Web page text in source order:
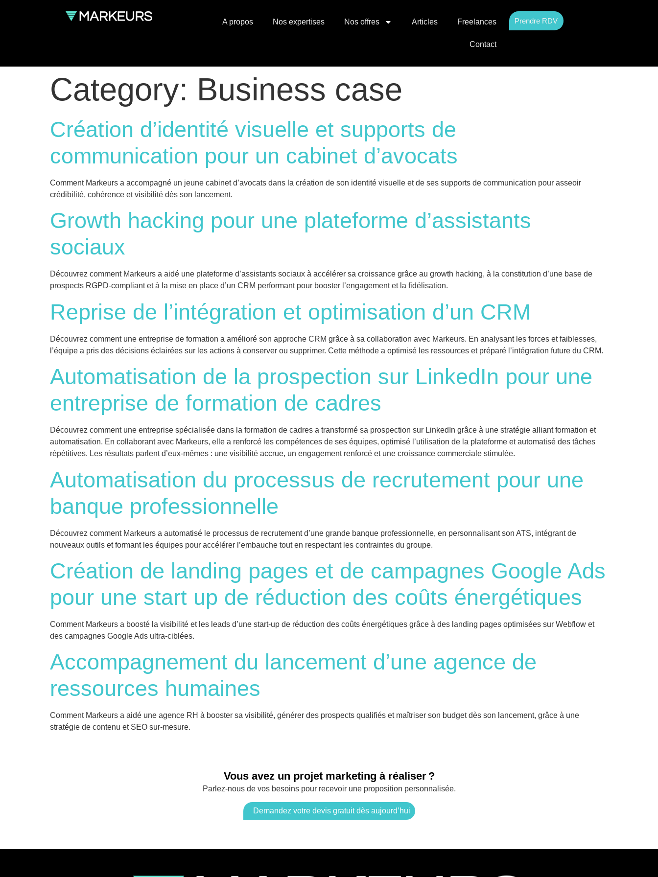
A propos Nos expertises Nos offres Articles Freelances
Contact
Prendre RDV
Category: Business case
Création d’identité visuelle et supports de
communication pour un cabinet d’avocats
Comment Markeurs a accompagné un jeune cabinet d’avocats dans la création de son identité visuelle et de ses supports de communication pour asseoir
crédibilité, cohérence et visibilité dès son lancement.
Growth hacking pour une plateforme d’assistants
sociaux
Découvrez comment Markeurs a aidé une plateforme d’assistants sociaux à accélérer sa croissance grâce au growth hacking, à la constitution d’une base de
prospects RGPD-compliant et à la mise en place d’un CRM performant pour booster l’engagement et la fidélisation.
Reprise de l’intégration et optimisation d’un CRM
Découvrez comment une entreprise de formation a amélioré son approche CRM grâce à sa collaboration avec Markeurs. En analysant les forces et faiblesses,
l’équipe a pris des décisions éclairées sur les actions à conserver ou supprimer. Cette méthode a optimisé les ressources et préparé l’intégration future du CRM.
Automatisation de la prospection sur LinkedIn pour une
entreprise de formation de cadres
Découvrez comment une entreprise spécialisée dans la formation de cadres a transformé sa prospection sur LinkedIn grâce à une stratégie alliant formation et
automatisation. En collaborant avec Markeurs, elle a renforcé les compétences de ses équipes, optimisé l’utilisation de la plateforme et automatisé des tâches
répétitives. Les résultats parlent d’eux-mêmes : une visibilité accrue, un engagement renforcé et une croissance commerciale stimulée.
Automatisation du processus de recrutement pour une
banque professionnelle
Découvrez comment Markeurs a automatisé le processus de recrutement d’une grande banque professionnelle, en personnalisant son ATS, intégrant de
nouveaux outils et formant les équipes pour accélérer l’embauche tout en respectant les contraintes du groupe.
Création de landing pages et de campagnes Google Ads
pour une start up de réduction des coûts énergétiques
Comment Markeurs a boosté la visibilité et les leads d’une start-up de réduction des coûts énergétiques grâce à des landing pages optimisées sur Webflow et
des campagnes Google Ads ultra-ciblées.
Accompagnement du lancement d’une agence de
ressources humaines
Comment Markeurs a aidé une agence RH à booster sa visibilité, générer des prospects qualifiés et maîtriser son budget dès son lancement, grâce à une
stratégie de contenu et SEO sur-mesure.
Vous avez un projet marketing à réaliser ?
Parlez-nous de vos besoins pour recevoir une proposition personnalisée.
Demandez votre devis gratuit dès aujourd’hui